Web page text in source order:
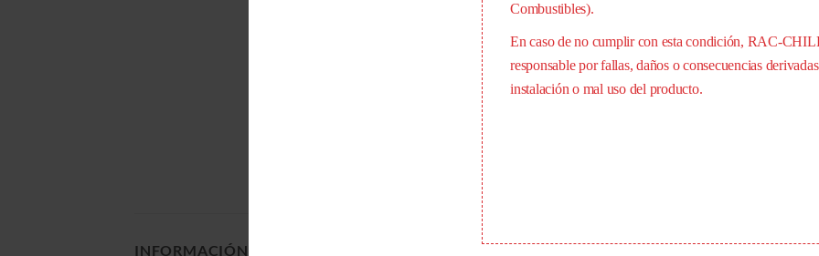
– Termómetro análogo de 400 ºC.
– Llave de mando de 3 posiciones x cámara.
– Puerta con mecanismo balanceado.
– Seguridad en máxima temperatura.
– Incluye atril fabricado en acero comercial con pintura electroestática.
INFORMACIÓN
Combustibles).
En caso de no cumplir con esta condición, RAC-
responsable por fallas, daños o consecuencias
instalación o mal uso del producto.